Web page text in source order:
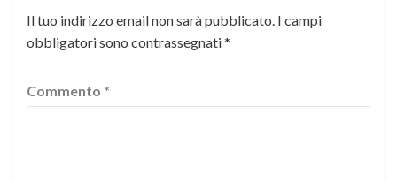
Il tuo indirizzo email non sarà pubblicato. I campi
obbligatori sono contrassegnati*
Commento *